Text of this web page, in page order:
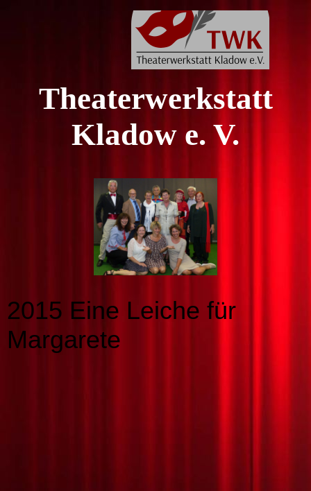
Theaterwerkstatt
Kladow e. V.
2015 Eine Leiche für
Margarete